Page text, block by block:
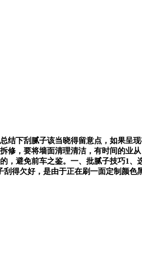
下刮腻子该当晓得留意点，如果呈
修，要将墙面清理清洁，有时间的业
避免前车之鉴。一、批腻子技巧1、
得欠好，是由于正在刷一面定制颜色